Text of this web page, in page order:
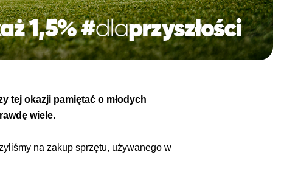
tej okazji pamiętać o młodych
wiele.
na zakup sprzętu, używanego w